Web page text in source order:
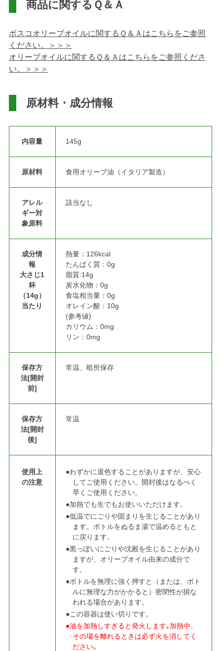
商品に関するＱ＆Ａ
ボスコオリーブオイルに関するＱ＆Ａはこちらをご参照
ください。＞＞＞
オリーブオイルに関するＱ＆Ａはこちらをご参照くださ
い。＞＞＞
原材料・成分情報
内容量 145g
原材料 食用オリーブ油（イタリア製造）
アレル
ギー対
象原料
該当なし
成分情
報
大さじ1
杯
（14g）
当たり
熱量：126kcal
たんぱく質：0g
脂質:14g
炭水化物：0g
食塩相当量：0g
オレイン酸：10g
(参考値)
カリウム：0mg
リン：0mg
保存方
法[開封
前]
常温、暗所保存
保存方
法[開封
後]
常温
使用上
の注意
●わずかに退色することがありますが、安心
してご使用ください。開封後はなるべく
早くご使用ください。
●加熱でも生でもお使いいただけます。
●低温でにごりや固まりを生じることがあり
ます。ボトルをぬるま湯で温めるともと
に戻ります。
●黒っぽいにごりや沈殿を生じることがあり
ますが、オリーブオイル由来の成分で
す。
●ボトルを無理に強く押すと（または、ボト
ルに無理な力がかかると）密閉性が損な
われる場合があります。
●この容器は使い切りです。
●油を加熱しすぎると発火します｡加熱中、
その場を離れるときは必ず火を消してく
ださい｡